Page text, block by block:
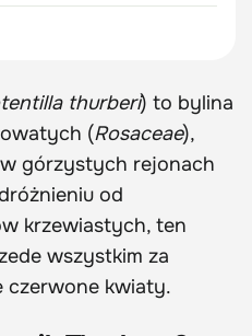
thurberi) to bylina
(Rosaceae),
górzystych rejonach
od
krzewiastych, ten
wszystkim za
kwiaty.